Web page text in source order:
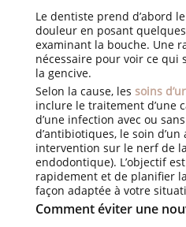
Le dentiste prend d’abord
douleur en posant
examinant la bouche. Une
nécessaire pour voir ce qui
la gencive.
Selon la cause, les soins
inclure le traitement d’une
d’une infection avec ou
d’antibiotiques, le soin d’un
intervention sur le nerf de
endodontique). L’objectif
rapidement et de planifier
façon adaptée à votre
Comment éviter une